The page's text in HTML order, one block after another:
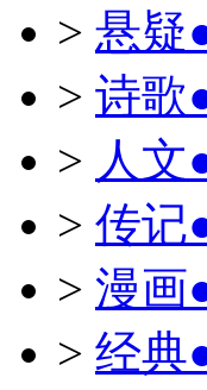
> 悬疑
> 诗歌
> 人文
> 传记
> 漫画
> 经典